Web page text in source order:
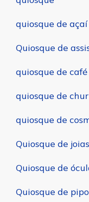
quiosque de açaí
Quiosque de
quiosque de café
quiosque de
quiosque de
Quiosque de joias
Quiosque de
Quiosque de